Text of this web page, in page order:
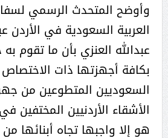
وأوضح المتحدث الرسمي
العربية السعودية في الأردن
عبدالله العنزي بأن ما تقوم
بكافة أجهزتها ذات
السعوديين المتطوعين من
الأشقاء الأردنيين المختفين
هو إلا واجبها تجاه أبنائها من